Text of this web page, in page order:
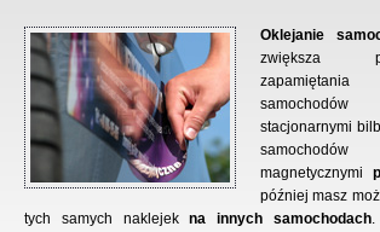
Oklejanie
zwiększa
stacjonarnymi
magnetycznymi
później masz
tych samych naklejekna innych samochodach.